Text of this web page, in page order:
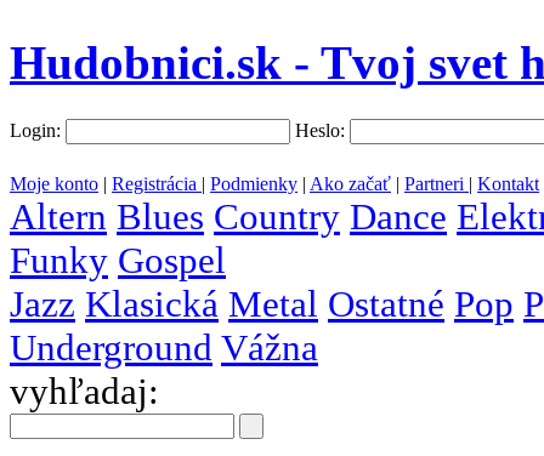
Hudobnici.sk - Tvoj svet
Login: Heslo:
Moje konto | Registrácia | Podmienky | Ako začať | Partneri | Kontakt
Altern Blues Country Dance
Funky Gospel
Jazz Klasická Metal Ostatné Pop
Underground Vážna
vyhľadaj: